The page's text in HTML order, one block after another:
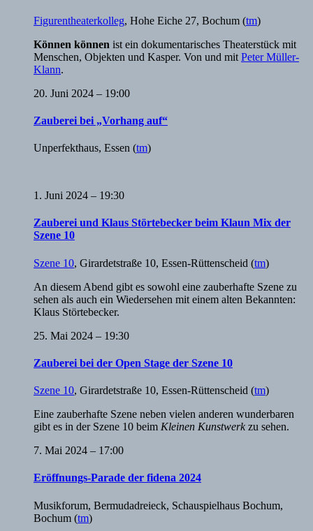
Figurentheaterkolleg, Hohe Eiche 27, Bochum (tm)
Können können ist ein dokumentarisches Theaterstück mit
Menschen, Objekten und Kasper. Von und mit Peter Müller-
Klann.
20. Juni 2024 – 19:00
Zauberei bei „Vorhang auf“
Unperfekthaus, Essen (tm)
1. Juni 2024 – 19:30
Zauberei und Klaus Störtebecker beim Klaun Mix der
Szene 10
Szene 10, Girardetstraße 10, Essen-Rüttenscheid (tm)
An diesem Abend gibt es sowohl eine zauberhafte Szene zu
sehen als auch ein Wiedersehen mit einem alten Bekannten:
Klaus Störtebecker.
25. Mai 2024 – 19:30
Zauberei bei der Open Stage der Szene 10
Szene 10, Girardetstraße 10, Essen-Rüttenscheid (tm)
Eine zauberhafte Szene neben vielen anderen wunderbaren
gibt es in der Szene 10 beim Kleinen Kunstwerk zu sehen.
7. Mai 2024 – 17:00
Eröffnungs-Parade der fidena 2024
Musikforum, Bermudadreieck, Schauspielhaus Bochum,
Bochum (tm)